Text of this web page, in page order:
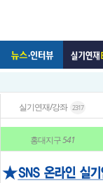
실기연재/강좌 2317
홍대지구541